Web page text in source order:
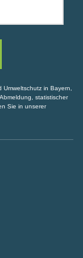
in Bayern,
statistischer
Sie in unserer